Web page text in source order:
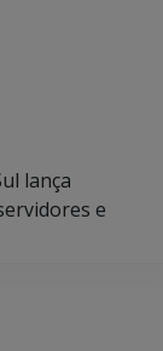
lança
e